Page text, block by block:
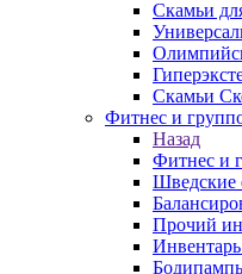
Скамьи
Скамьи
Фитнес и
Назад
Фитнес и
Шведские
Прочий